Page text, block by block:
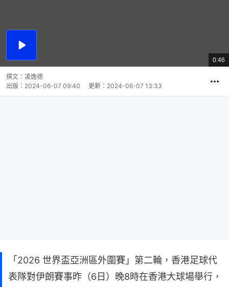
播
總
共
0:46
撰文： 凌逸德
出版： 2024-06-07 09:40 更新： 2024-06-07 13:33
「2026 世界盃亞洲區外圍賽」第二輪，香港足球代
表隊對伊朗賽事昨（6日）晚8時在香港大球場舉行，